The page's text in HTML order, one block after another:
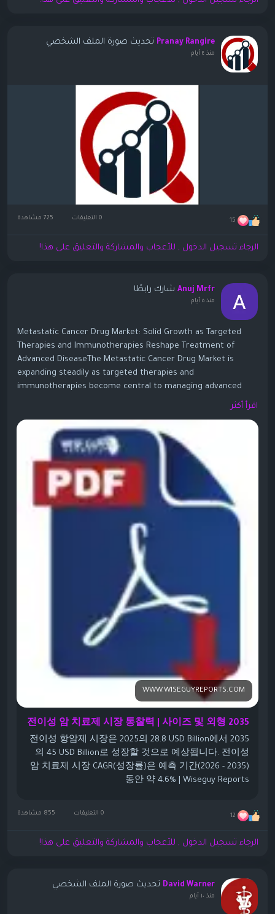
Pranay Rangire تحديث صورة الملف الشخصي
منذ ٤ أيام
15 0 التعليقات
الرجاء تسجيل الدخول , للأعجاب والمشاركة والتعليق على هذا!
Anuj Mrfr شارك رابطًا
منذ ٥ أيام
Metastatic Cancer Drug Market: Solid Growth as Targeted
Therapies and Immunotherapies Reshape Treatment of
Advanced DiseaseThe Metastatic Cancer Drug Market is
expanding steadily as targeted therapies and
immunotherapies become central to managing advanced
billion in 2024–2025, with forecasts reaching USD 120.8–123.5
billion by 2030–2031, at CAGRs around 7.3–7.5%. Some longer-
term forecasts point to even higher numbers (USD 187.6
billion in 2026 to USD 421.1 billion by 2035 at ~9.4% CAGR)
when broader drug classes and regions are included.
https://www.wiseguyreports.com/ko/reports/metastatic-
اقرأ أكثر
WWW.WISEGUYREPORTS.COM
전이성 암 치료제 시장 통찰력 | 사이즈 및 외형 2035
전이성 항암제 시장은 2025의 28.8 USD Billion에서 2035
의 45 USD Billion로 성장할 것으로 예상됩니다. 전이성
암 치료제 시장 CAGR(성장률)은 예측 기간(2026 - 2035)
동안 약 4.6% | Wiseguy Reports
12 0 التعليقات
الرجاء تسجيل الدخول , للأعجاب والمشاركة والتعليق على هذا!
David Warner تحديث صورة الملف الشخصي
منذ ١٠ أيام